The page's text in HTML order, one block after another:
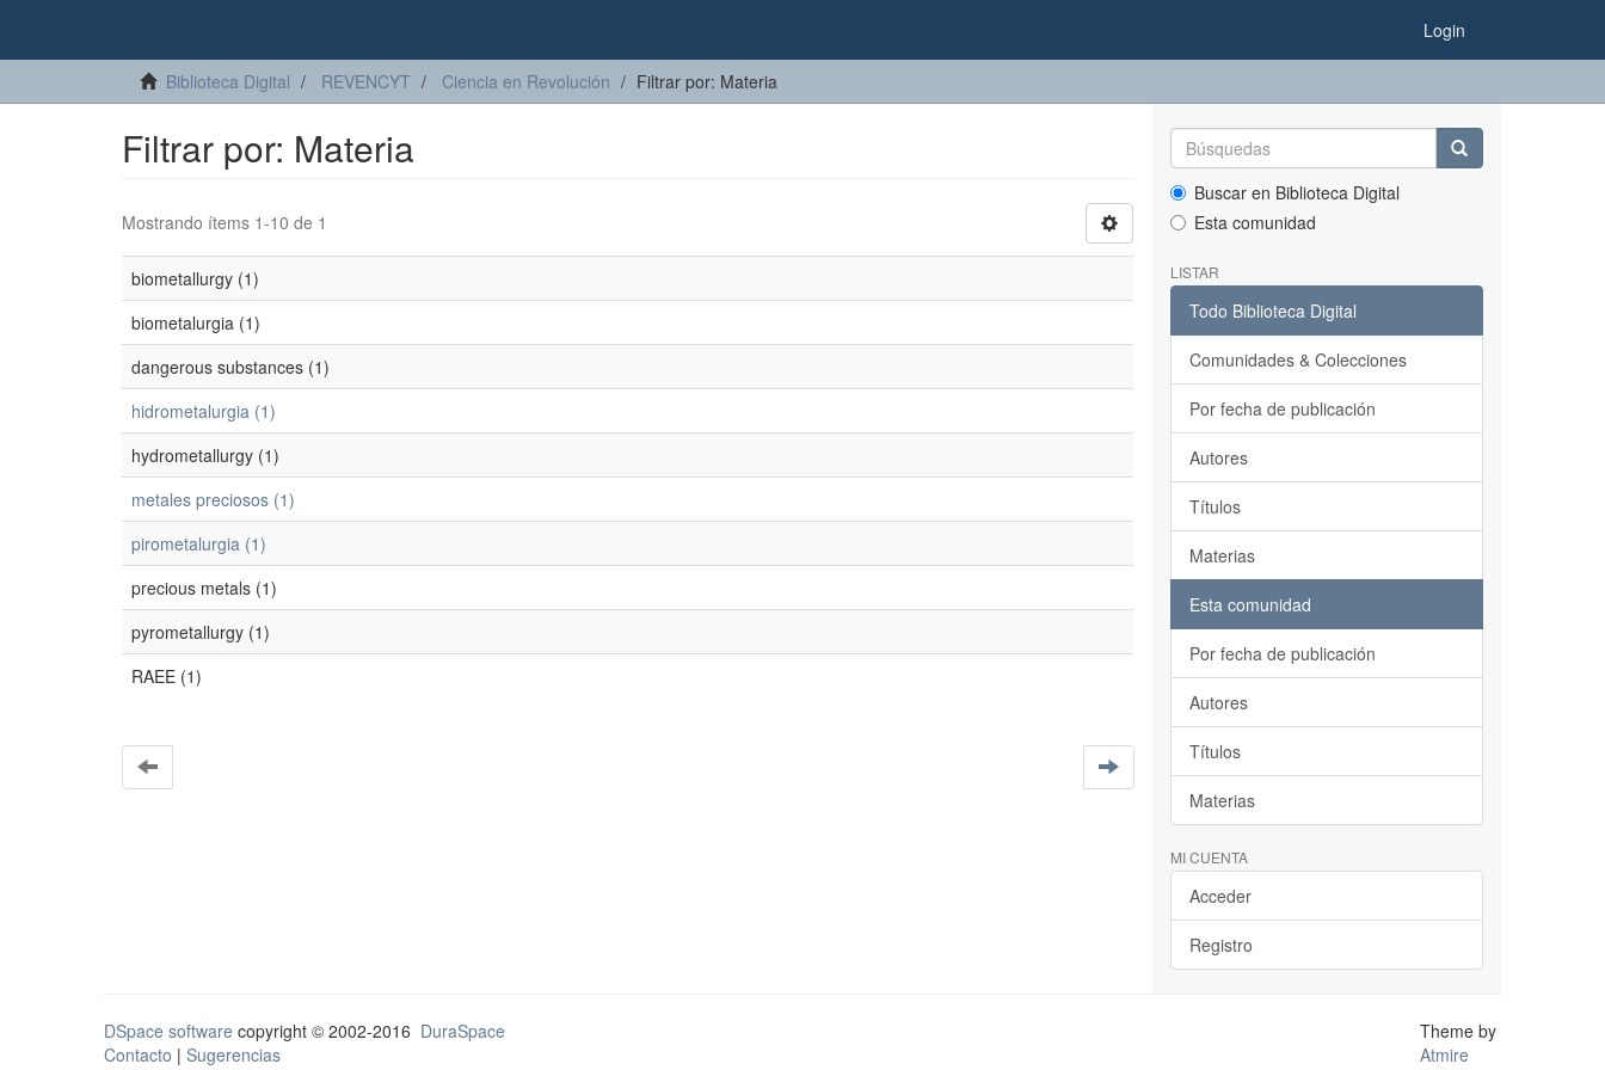
Login
Biblioteca Digital REVENCYT Ciencia en Revolución Filtrar por: Materia
Filtrar por: Materia
Mostrando ítems 1-10 de 1
biometallurgy (1)
biometalurgia (1)
dangerous substances (1)
hidrometalurgia (1)
hydrometallurgy (1)
metales preciosos (1)
pirometalurgia (1)
precious metals (1)
pyrometallurgy (1)
RAEE (1)
Buscar en Biblioteca Digital
Esta comunidad
LISTAR
Todo Biblioteca Digital
Comunidades & Colecciones
Por fecha de publicación
Autores
Títulos
Materias
Esta comunidad
Por fecha de publicación
Autores
Títulos
Materias
MI CUENTA
Acceder
Registro
DSpace software copyright © 2002-2016 DuraSpace
Contacto | Sugerencias
Theme by
Atmire